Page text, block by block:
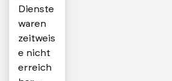
Dienste
waren
zeitweis
e nicht
erreich